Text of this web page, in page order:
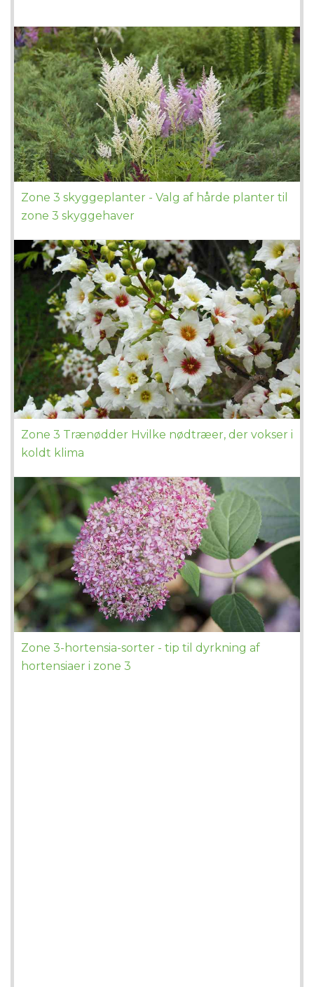
Zone 3 skyggeplanter - Valg af hårde planter til
zone 3 skyggehaver
Zone 3 Trænødder Hvilke nødtræer, der vokser i
koldt klima
Zone 3-hortensia-sorter - tip til dyrkning af
hortensiaer i zone 3